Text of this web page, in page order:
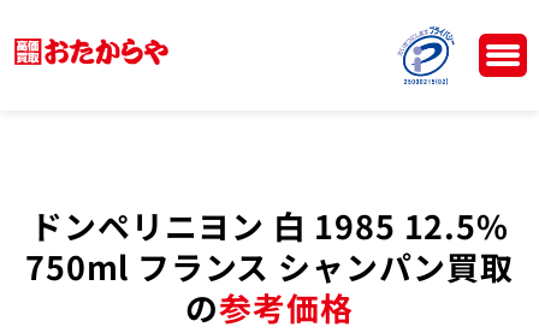
ドンペリニヨン 白 1985 12.5%
750ml フランス シャンパン買取
の参考価格